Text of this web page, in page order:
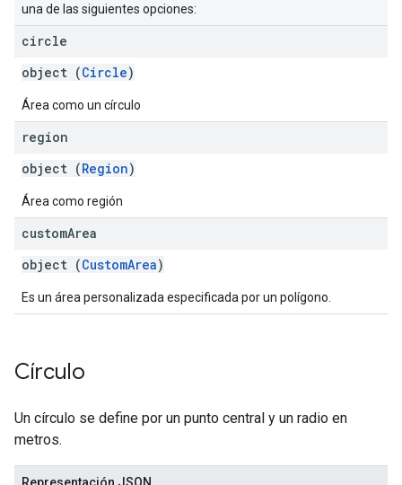
una de las siguientes opciones:
circle
object (Circle)
Área como un círculo
region
object (Region)
Área como región
customArea
object (CustomArea)
Es un área personalizada especificada por un polígono.
Círculo
Un círculo se define por un punto central y un radio en
metros.